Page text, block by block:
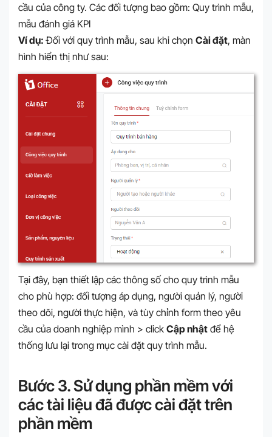
cầu của công ty. Các đối tượng bao gồm: Quy trình mẫu,
mẫu đánh giá KPI
Ví dụ: Đối với quy trình mẫu, sau khi chọn Cài đặt, màn
hình hiển thị như sau:
Tại đây, bạn thiết lập các thông số cho quy trình mẫu
cho phù hợp: đối tượng áp dụng, người quản lý, người
theo dõi, người thực hiện, và tùy chỉnh form theo yêu
cầu của doanh nghiệp mình > click Cập nhật để hệ
thống lưu lại trong mục cài đặt quy trình mẫu.
Bước 3. Sử dụng phần mềm với
các tài liệu đã được cài đặt trên
phần mềm